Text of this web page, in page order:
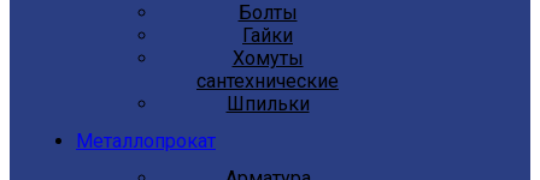
Болты
Гайки
Хомуты
сантехнические
Шпильки
Металлопрокат